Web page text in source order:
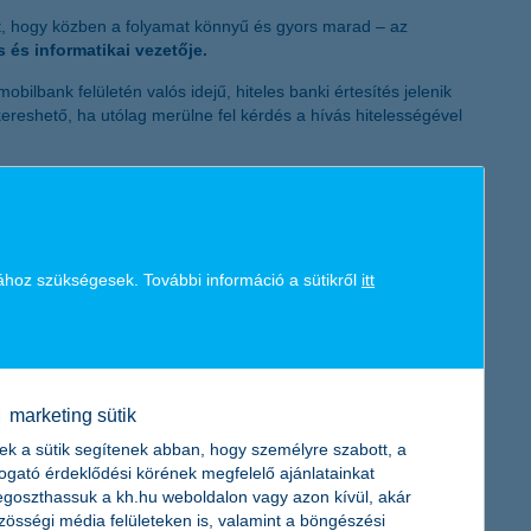
K&H token megújítás
hogy közben a folyamat könnyű és gyors marad – az
és informatikai vezetője.
felületén valós idejű, hiteles banki értesítés jelenik
ha utólag merülne fel kérdés a hívás hitelességével
és a gyanús megkeresést jelezni kell a K&H TeleCenter
ad, hanem segít a bankkártya letiltásában, a bankszámla
cselekvés kulcsfontosságú, ezért már a legkisebb gyanú
szükségesek. További információ a sütikről itt
marketing sütik
a sütik segítenek abban, hogy személyre szabott, a
érdeklődési körének megfelelő ajánlatainkat
a kh.hu weboldalon vagy azon kívül, akár
média felületeken is, valamint a böngészési